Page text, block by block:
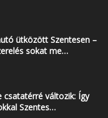
ütközött Szentesen –
sokat me…
változik: Így
Szentes…